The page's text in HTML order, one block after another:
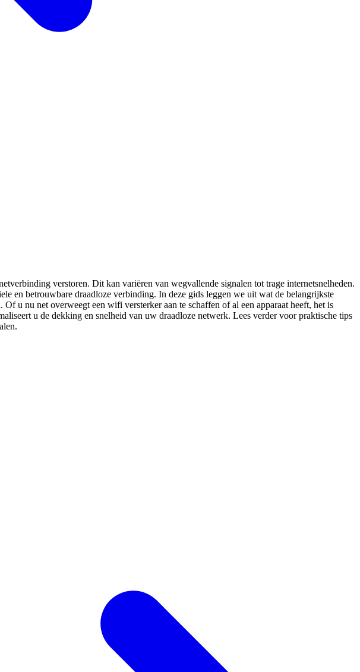
verstoren. Dit kan variëren van wegvallende signalen tot trage internetsnelheden.
en betrouwbare draadloze verbinding. In deze gids leggen we uit wat de belangrijkste
u nu net overweegt een wifi versterker aan te schaffen of al een apparaat heeft, het is
u de dekking en snelheid van uw draadloze netwerk. Lees verder voor praktische tips